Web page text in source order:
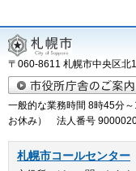
〒060-8611 札幌市中央区
一般的な業務時間 8時45分
お休み） 法人番号
札幌市コールセンター